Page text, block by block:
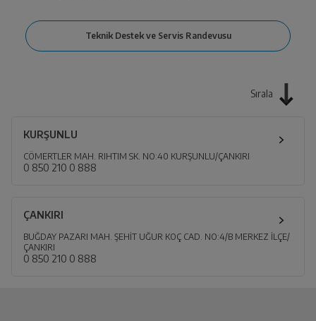
Sırala
KURŞUNLU
CÖMERTLER MAH. RIHTIM SK. NO:40 KURŞUNLU/ÇANKIRI
0 850 210 0 888
ÇANKIRI
BUĞDAY PAZARI MAH. ŞEHİT UĞUR KOÇ CAD. NO:4/B MERKEZ İLÇE/
ÇANKIRI
0 850 210 0 888